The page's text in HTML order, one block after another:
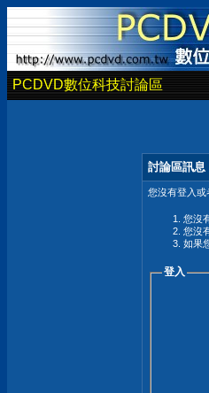
PCDVD數位科技討論區
討論區訊息
您沒有登入
您沒
您沒
如果
登入